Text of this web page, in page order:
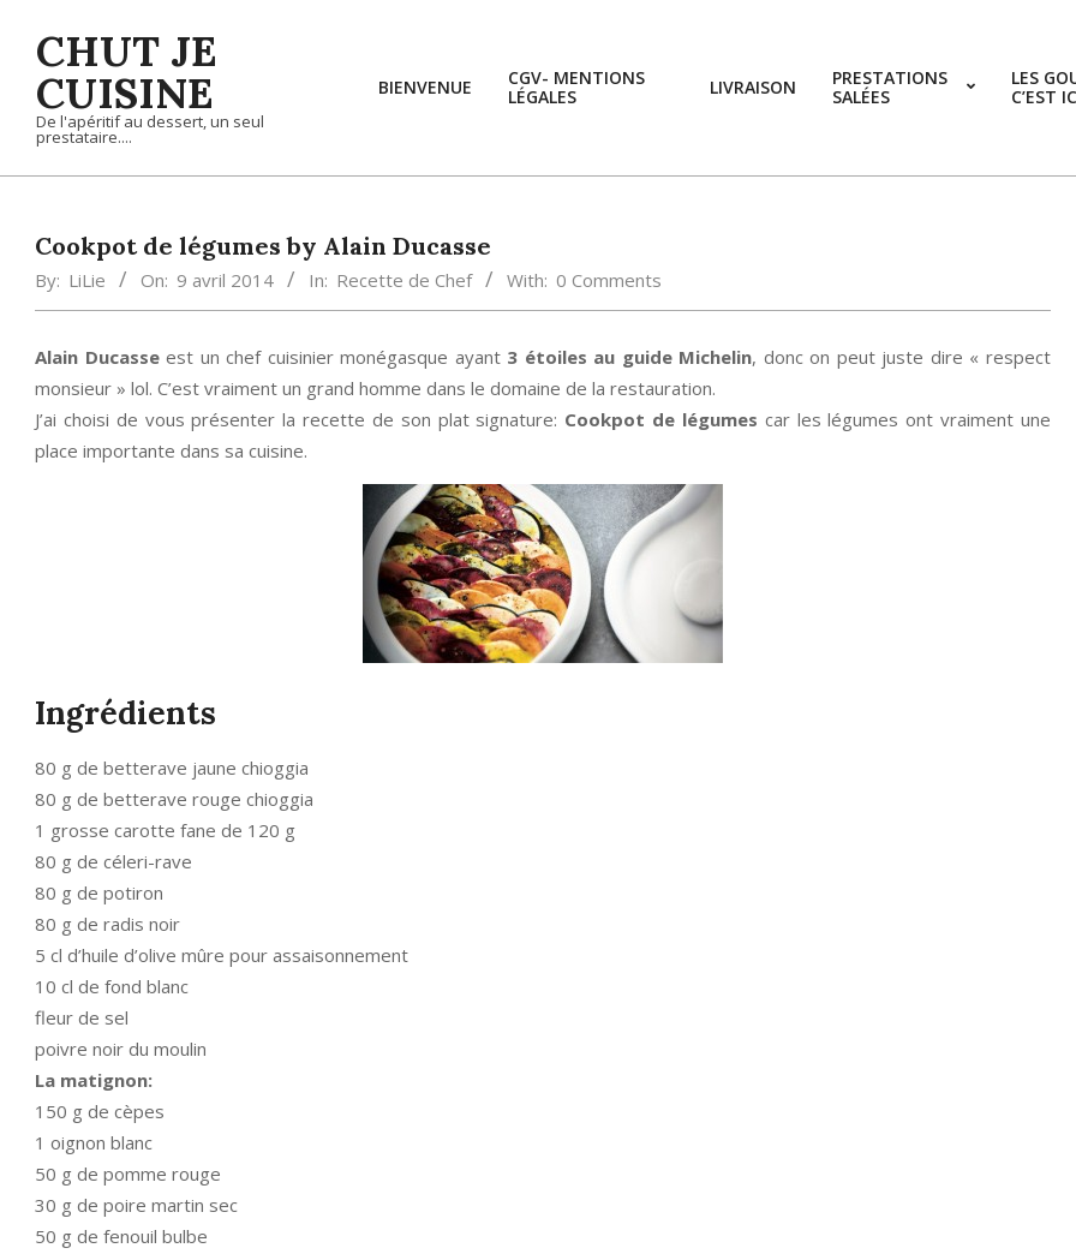
contentCHUT JE
CUISINE
De l'apéritif au dessert, un seul
prestataire....
BIENVENUE
CGV- MENTIONS
LÉGALES
LIVRAISON
PRESTATIONS
SALÉES
LES
C’EST
Cookpot de légumes by Alain Ducasse
By: LiLie On: 9 avril 2014 In: Recette de Chef With: 0 Comments
Alain Ducasseest un chef cuisinier monégasque ayant 3 étoiles au guide Michelin, donc on peut juste dire « respect
monsieur » lol. C’est vraiment un grand homme dans le domaine de la restauration.
J’ai choisi de vous présenter la recette de son plat signature: Cookpot de légumes car les légumes ont vraiment une
place importante dans sa cuisine.
Ingrédients
80 g de betterave jaune chioggia
80 g de betterave rouge chioggia
1 grosse carotte fane de 120 g
80 g de céleri-rave
80 g de potiron
80 g de radis noir
5 cl d’huile d’olive mûre pour assaisonnement
10 cl de fond blanc
fleur de sel
poivre noir du moulin
La matignon:
150 g de cèpes
1 oignon blanc
50 g de pomme rouge
30 g de poire martin sec
50 g de fenouil bulbe